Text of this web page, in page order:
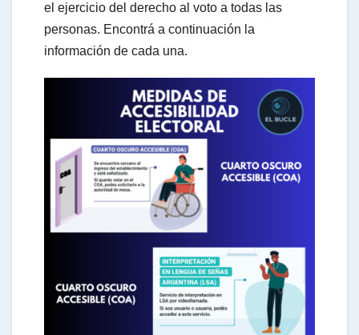
A
p
el ejercicio del derecho al voto a todas las
personas. Encontrá a continuación la
información de cada una.